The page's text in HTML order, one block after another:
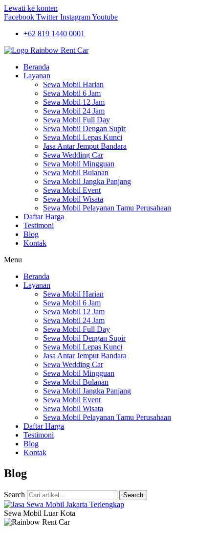
Lewati ke konten
Facebook Twitter InstagramYoutube
+62 819 1440 0001
Beranda
Layanan
Sewa Mobil Harian
Sewa Mobil 6 Jam
Sewa Mobil 12 Jam
Sewa Mobil 24 Jam
Sewa Mobil Full Day
Sewa Mobil Dengan Supir
Sewa Mobil Lepas Kunci
Jasa Antar Jemput Bandara
Sewa Wedding Car
Sewa Mobil Mingguan
Sewa Mobil Bulanan
Sewa Mobil Jangka Panjang
Sewa Mobil Event
Sewa Mobil Wisata
Sewa Mobil Pelayanan Tamu Perusahaan
Daftar Harga
Testimoni
Blog
Kontak
Menu
Beranda
Layanan
Sewa Mobil Harian
Sewa Mobil 6 Jam
Sewa Mobil 12 Jam
Sewa Mobil 24 Jam
Sewa Mobil Full Day
Sewa Mobil Dengan Supir
Sewa Mobil Lepas Kunci
Jasa Antar Jemput Bandara
Sewa Wedding Car
Sewa Mobil Mingguan
Sewa Mobil Bulanan
Sewa Mobil Jangka Panjang
Sewa Mobil Event
Sewa Mobil Wisata
Sewa Mobil Pelayanan Tamu Perusahaan
Daftar Harga
Testimoni
Blog
Kontak
Blog
Search Search
Sewa Mobil Luar Kota